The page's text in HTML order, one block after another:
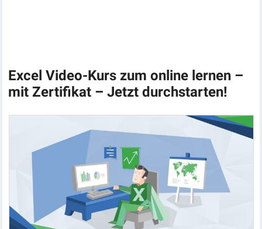
Excel Video-Kurs zum online lernen –
mit Zertifikat – Jetzt durchstarten!